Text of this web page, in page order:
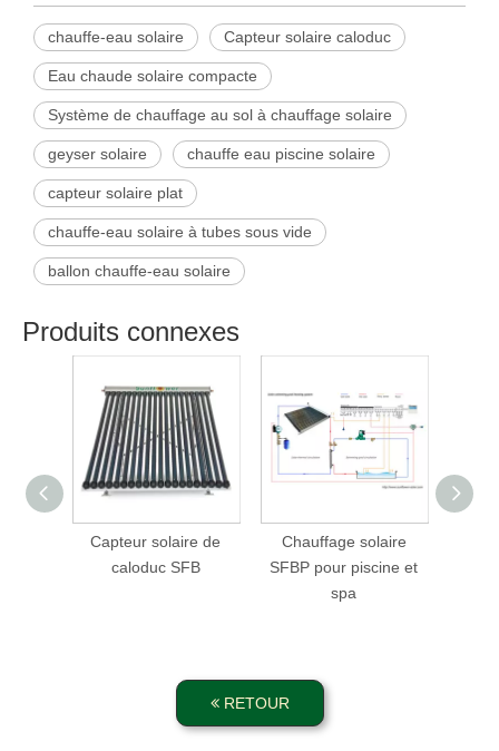
chauffe-eau solaire Capteur solaire caloduc
Eau chaude solaire compacte
Système de chauffage au sol à chauffage solaire
geyser solaire chauffe eau piscine solaire
capteur solaire plat
chauffe-eau solaire à tubes sous vide
ballon chauffe-eau solaire
Produits connexes
Capteur solaire de
caloduc SFB
Chauffage solaire
SFBP pour piscine et
spa
RETOUR